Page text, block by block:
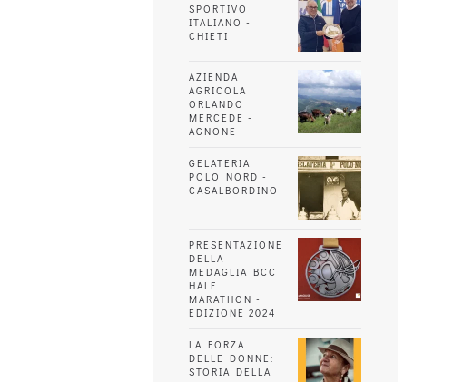
SPORTIVO
ITALIANO -
CHIETI
AZIENDA
AGRICOLA
ORLANDO
MERCEDE -
AGNONE
GELATERIA
POLO NORD -
CASALBORDINO
PRESENTAZIONE
DELLA
MEDAGLIA BCC
HALF
MARATHON -
EDIZIONE 2024
LA FORZA
DELLE DONNE:
STORIA DELLA